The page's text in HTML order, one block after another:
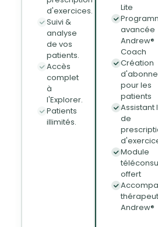
d'exercices.
Suivi &
analyse
de vos
patients.
Accès
complet
à
l'Explorer.
Patients
illimités.
Lite
avancée
Andrew®
Coach
Création
pour les
patients
Assistant
de
Module
offert
Andrew®